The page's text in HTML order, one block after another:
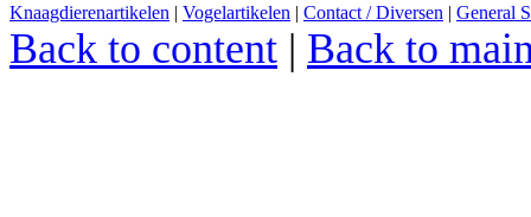
Knaagdierenartikelen | Vogelartikelen | Contact / Diversen | General
Back to content | Back to